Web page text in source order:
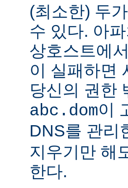
(최소한) 두
수 있다. 아
상호스트에
이 실패하면
당신의 권한
abc.dom이
DNS를 관리
지우기만 해
한다.